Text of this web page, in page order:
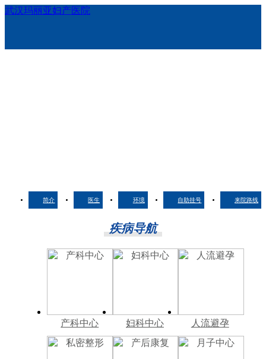
武汉玛丽亚妇产医院
简介 医生 环境 自助挂号 来院路线
疾病导航
产科中心 妇科中心 人流避孕